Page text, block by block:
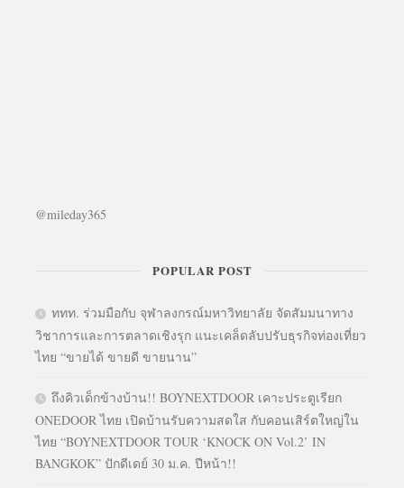
@mileday365
POPULAR POST
ททท. ร่วมมือกับ จุฬาลงกรณ์มหาวิทยาลัย จัดสัมมนาทาง
วิชาการและการตลาดเชิงรุก แนะเคล็ดลับปรับธุรกิจท่องเที่ยว
ไทย “ขายได้ ขายดี ขายนาน”
ถึงคิวเด็กข้างบ้าน!! BOYNEXTDOOR เคาะประตูเรียก
ONEDOOR ไทย เปิดบ้านรับความสดใส กับคอนเสิร์ตใหญ่ใน
ไทย “BOYNEXTDOOR TOUR ‘KNOCK ON Vol.2’ IN
BANGKOK” ปักดีเดย์ 30 ม.ค. ปีหน้า!!